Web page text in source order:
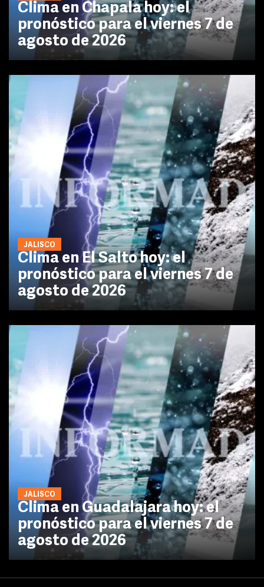
Clima en Chapala hoy: el
pronóstico para el viernes 7 de
agosto de 2026
JALISCO
Clima en El Salto hoy: el
pronóstico para el viernes 7 de
agosto de 2026
JALISCO
Clima en Guadalajara hoy: el
pronóstico para el viernes 7 de
agosto de 2026